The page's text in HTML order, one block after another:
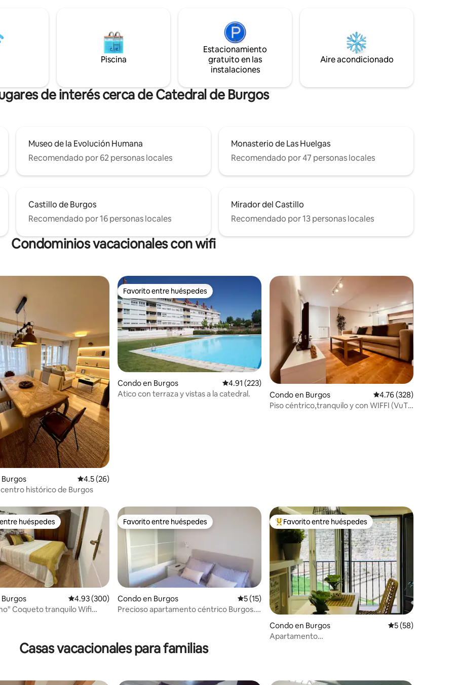
experiencia.
Ubicada en pleno casco histórico de la
ciudad y a un minuto de la catedral de
Burgos, esta propiedad mezcla tradición,
modernidad y diseño.
En los alrededores, por la Calle San
Esteban, podrá encontrar aparcamientos
Piscina
Estacionamiento
gratuito en las
instalaciones
Aire acondicionado
de interés cerca de Catedral de Burgos
Museo de la Evolución Humana
Recomendado por 62 personas locales
Monasterio de Las Huelgas
Recomendado por 47 personas locales
Castillo de Burgos
Recomendado por 16 personas locales
Mirador del Castillo
Recomendado por 13 personas locales
Condominios vacacionales con wifi
de 5, 34 reseñas Calificación promedio: 4.5 de 5, 26 reseñas
4.5 (26)
histórico de Burgos
Favorito entre huéspedes
Favorito entre huéspedes
Condo en Burgos Calificación promedio: 4.91 de 5, 223 reseñas
4.91 (223)
Atico con terraza y vistas a la catedral.
Condo en Burgos Calificación promedio:
4.76 (328)
Piso céntrico,tranquilo y con WIFFI (VuT
de 5, 270 reseñas
huéspedes
huéspedes
Calificación promedio: 4.93 de 5, 300 reseñas
4.93 (300)
Wifi
Favorito entre huéspedes
Favorito entre huéspedes
Condo en Burgos Calificación promedio: 5 de 5, 15 reseñas
5 (15)
Precioso apartamento céntrico Burgos.
Favorito entre huéspedes preferido
Favorito entre huéspedes
Condo en Burgos Calificación
5 (58)
Apartamento
Casas vacacionales para familias